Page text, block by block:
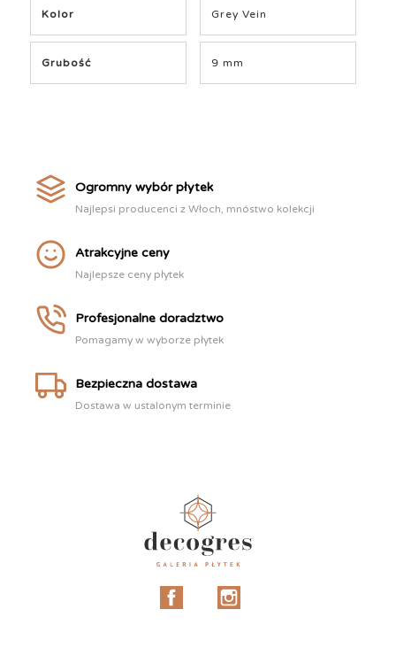
Kolor Grey Vein
Grubość 9 mm
Ogromny wybór płytek
Najlepsi producenci z Włoch, mnóstwo kolekcji
Atrakcyjne ceny
Najlepsze ceny płytek
Profesjonalne doradztwo
Pomagamy w wyborze płytek
Bezpieczna dostawa
Dostawa w ustalonym terminie
Facebook